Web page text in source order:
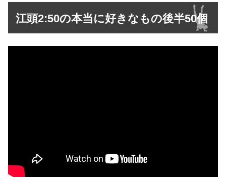
江頭2:50の本当に好きなもの後半50個